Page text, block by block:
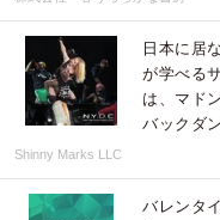
日本に居
が学べる
は、マド
バックダ
Shinny Marks LLC
バレンタ